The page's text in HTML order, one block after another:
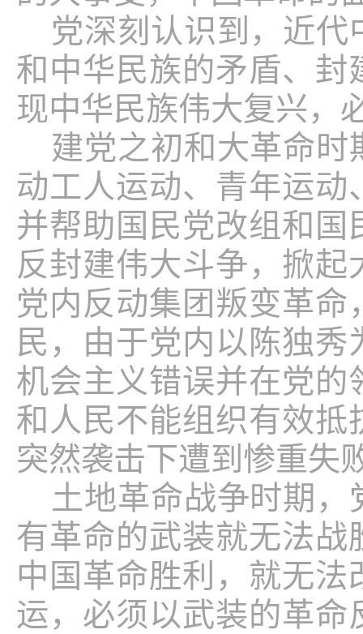
党深刻认识到，近
和中华民族的矛盾、
现中华民族伟大复兴，
建党之初和大革命
动工人运动、青年运
并帮助国民党改组和
反封建伟大斗争，掀
党内反动集团叛变革
民，由于党内以陈独
机会主义错误并在党
和人民不能组织有效
突然袭击下遭到惨重失
土地革命战争时期
有革命的武装就无法
中国革命胜利，就无
运，必须以武装的革